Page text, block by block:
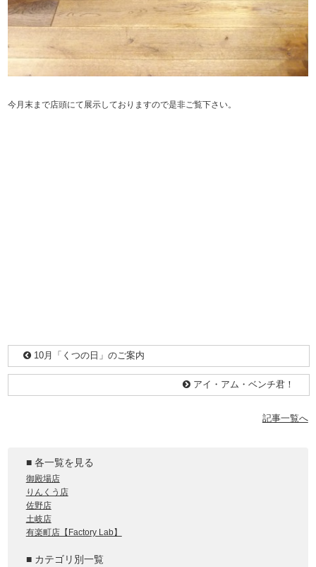
今月末まで店頭にて展示しておりますので是非ご覧下さい。
10月「くつの日」のご案内
アイ・アム・ベンチ君！
記事一覧へ
■ 各一覧を見る
御殿場店
りんくう店
佐野店
土岐店
有楽町店【Factory Lab】
■ カテゴリ別一覧